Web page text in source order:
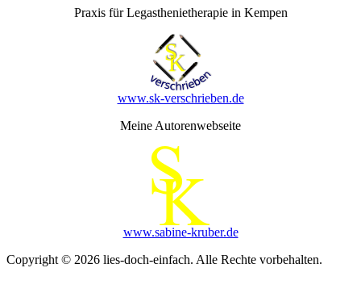
Praxis für Legasthenietherapie in Kempen
www.sk-verschrieben.de
Meine Autorenwebseite
www.sabine-kruber.de
Copyright © 2026 lies-doch-einfach. Alle Rechte vorbehalten.